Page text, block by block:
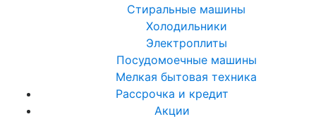
Стиральные машины
Холодильники
Электроплиты
Посудомоечные машины
Мелкая бытовая техника
Рассрочка и кредит
Акции